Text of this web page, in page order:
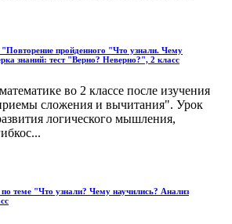
пройденного "Что узнали. Чему
знаний: тест "Верно? Неверно?", 2 класс
во 2 классе после изучения
сложения и вычитания". Урок
логического мышления,
теме "Что узнали? Чему научились? Анализ